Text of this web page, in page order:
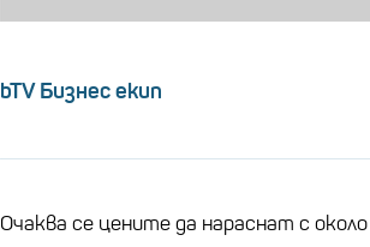
bTV Бизнес екип
Очаква се цените да нараснат с